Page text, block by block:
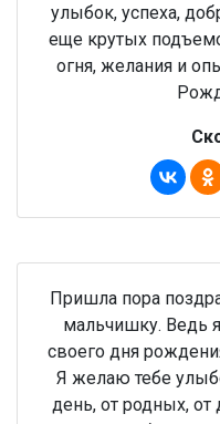
улыбок, успеха,
еще крутых
огня, желания и
Пришла пора
мальчишку. Ведь
своего дня
Я желаю тебе
день, от родных, от